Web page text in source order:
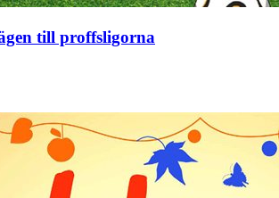
till proffsligorna